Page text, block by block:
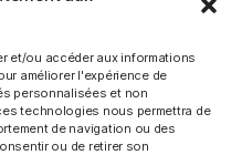
et/ou accéder aux informations
améliorer l'expérience de
personnalisées et non
technologies nous permettra de
de navigation ou des
ou de retirer son
pas grand chose
facile à expliquer.
tout petit serveur
pour jouer avec eux.